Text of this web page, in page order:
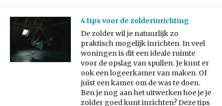
4 tips voor de zolderinrichting
De zolder wil je natuurlijk zo
praktisch mogelijk inrichten. In veel
woningen is dit een ideale ruimte
voor de opslag van spullen. Je kunt er
ook een logeerkamer van maken. Of
juist een kamer om de was te doen.
Ben je nog aan het uitwerken hoe je je
zolder goed kunt inrichten? Deze tips